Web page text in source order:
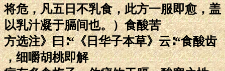
将危，凡五日不乳食，此方一服即愈，盖
以乳汁凝于膈间也。）食酸苦
方选注》曰∶“《日华子本草》云∶“食酸齿
，细嚼胡桃即解